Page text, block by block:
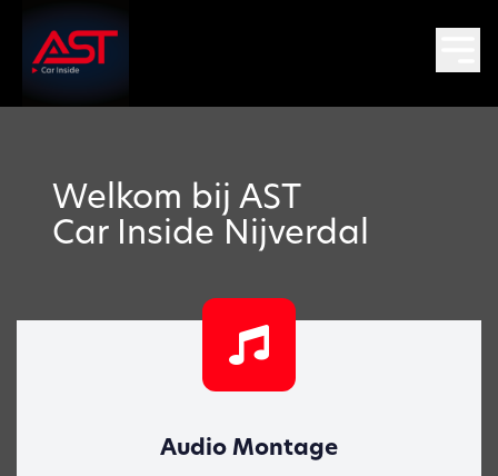
Welkom bij AST
Car Inside Nijverdal
Audio Montage